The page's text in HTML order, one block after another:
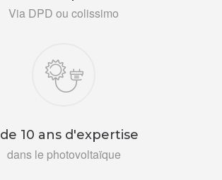
Via DPD ou colissimo
10 ans d'expertise
dans le photovoltaïque